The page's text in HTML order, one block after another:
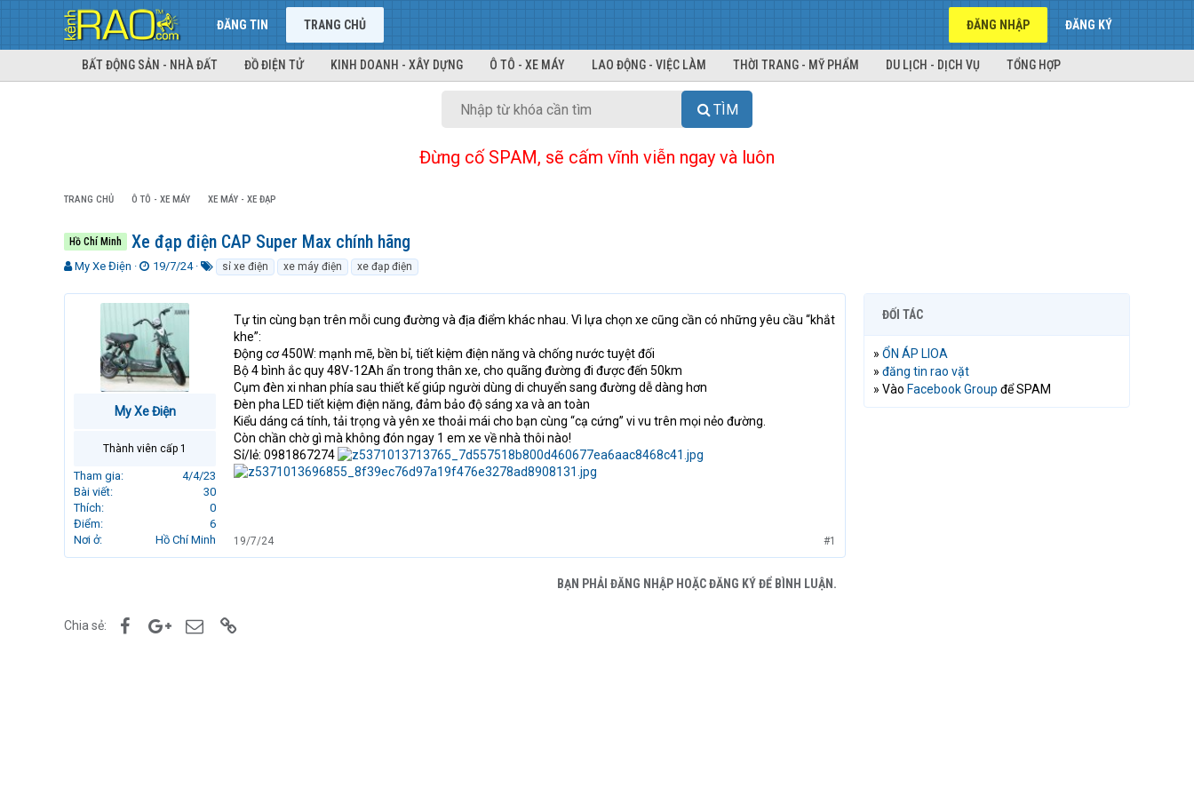
ĐĂNG TIN TRANG CHỦ ĐĂNG NHẬP ĐĂNG KÝ
BẤT ĐỘNG SẢN - NHÀ ĐẤT ĐỒ ĐIỆN TỬ KINH DOANH - XÂY DỰNG Ô TÔ - XE MÁY LAO ĐỘNG - VIỆC LÀM THỜI TRANG - MỸ PHẨM DU LỊCH - DỊCH VỤ TỔNG HỢP
TÌM
Đừng cố SPAM, sẽ cấm vĩnh viễn ngay và luôn
TRANG CHỦ Ô TÔ - XE MÁY XE MÁY - XE ĐẠP
Hồ Chí Minh Xe đạp điện CAP Super Max chính hãng
T
r
My Xe Điện
N
à
g
ử
i
19/7/24
k
sỉ xe điện xe máy điện xe đạp điện
My Xe Điện
Thành viên cấp 1
Tham gia
4/4/23
Bài viết
30
Thích
0
Điểm
6
Nơi ở
Hồ Chí Minh
Tự tin cùng bạn trên mỗi cung đường và địa điểm khác nhau. Vì lựa chọn xe cũng cần có những yêu cầu “khắt
khe”:
Động cơ 450W: mạnh mẽ, bền bỉ, tiết kiệm điện năng và chống nước tuyệt đối
Bộ 4 bình ắc quy 48V-12Ah ẩn trong thân xe, cho quãng đường đi được đến 50km
Cụm đèn xi nhan phía sau thiết kế giúp người dùng di chuyển sang đường dễ dàng hơn
Đèn pha LED tiết kiệm điện năng, đảm bảo độ sáng xa và an toàn
Kiểu dáng cá tính, tải trọng và yên xe thoải mái cho bạn cùng “cạ cứng” vi vu trên mọi nẻo đường.
Còn chần chờ gì mà không đón ngay 1 em xe về nhà thôi nào!
Sỉ/lẻ: 0981867274
19/7/24 #1
BẠN PHẢI ĐĂNG NHẬP HOẶC ĐĂNG KÝ ĐỂ BÌNH LUẬN.
Chia sẻ: FacebookGoogle+Email
ĐỐI TÁC
» ỔN ÁP LIOA
» đăng tin rao vặt
» Vào Facebook Group để SPAM